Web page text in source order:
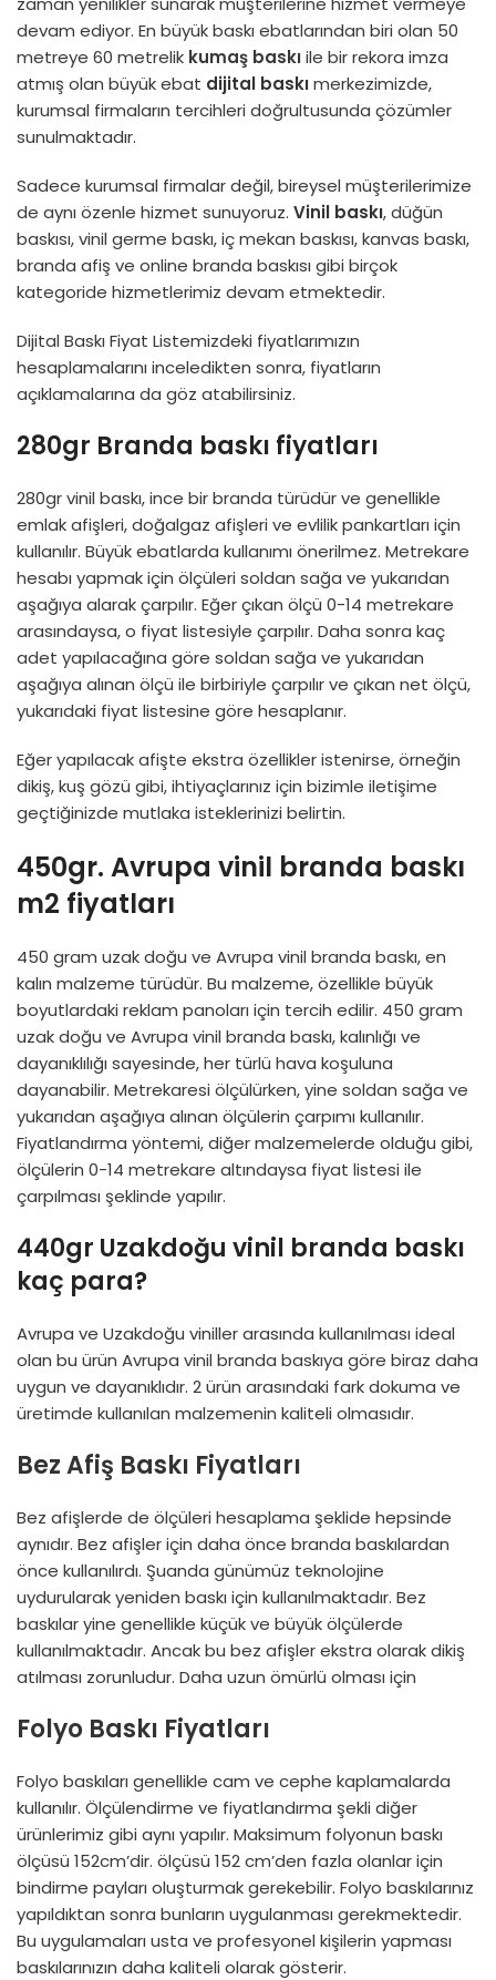
devam ediyor. En büyük baskı ebatlarından biri olan 50
metreye 60 metrelik kumaş baskıile bir rekora imza
atmış olan büyük ebat dijital baskımerkezimizde,
kurumsal firmaların tercihleri doğrultusunda çözümler
sunulmaktadır.
Sadece kurumsal firmalar değil, bireysel müşterilerimize
de aynı özenle hizmet sunuyoruz. Vinil baskı, düğün
baskısı, vinil germe baskı, iç mekan baskısı, kanvas baskı,
branda afiş ve online branda baskısı gibi birçok
kategoride hizmetlerimiz devam etmektedir.
Dijital Baskı Fiyat Listemizdeki fiyatlarımızın
hesaplamalarını inceledikten sonra, fiyatların
açıklamalarına da göz atabilirsiniz.
280gr Branda baskı fiyatları
280gr vinil baskı, ince bir branda türüdür ve genellikle
emlak afişleri, doğalgaz afişleri ve evlilik pankartları için
kullanılır. Büyük ebatlarda kullanımı önerilmez. Metrekare
hesabı yapmak için ölçüleri soldan sağa ve yukarıdan
aşağıya alarak çarpılır. Eğer çıkan ölçü 0-14 metrekare
arasındaysa, o fiyat listesiyle çarpılır. Daha sonra kaç
adet yapılacağına göre soldan sağa ve yukarıdan
aşağıya alınan ölçü ile birbiriyle çarpılır ve çıkan net ölçü,
yukarıdaki fiyat listesine göre hesaplanır.
Eğer yapılacak afişte ekstra özellikler istenirse, örneğin
dikiş, kuş gözü gibi, ihtiyaçlarınız için bizimle iletişime
geçtiğinizde mutlaka isteklerinizi belirtin.
450gr. Avrupa vinil branda baskı
m2 fiyatları
450 gram uzak doğu ve Avrupa vinil branda baskı, en
kalın malzeme türüdür. Bu malzeme, özellikle büyük
boyutlardaki reklam panoları için tercih edilir. 450 gram
uzak doğu ve Avrupa vinil branda baskı, kalınlığı ve
dayanıklılığı sayesinde, her türlü hava koşuluna
dayanabilir. Metrekaresi ölçülürken, yine soldan sağa ve
yukarıdan aşağıya alınan ölçülerin çarpımı kullanılır.
Fiyatlandırma yöntemi, diğer malzemelerde olduğu gibi,
ölçülerin 0-14 metrekare altındaysa fiyat listesi ile
çarpılması şeklinde yapılır.
440gr Uzakdoğu vinil branda baskı
kaç para?
Avrupa ve Uzakdoğu viniller arasında kullanılması ideal
olan bu ürün Avrupa vinil branda baskıya göre biraz daha
uygun ve dayanıklıdır. 2 ürün arasındaki fark dokuma ve
üretimde kullanılan malzemenin kaliteli olmasıdır.
Bez Afiş Baskı Fiyatları
Bez afişlerde de ölçüleri hesaplama şeklide hepsinde
aynıdır. Bez afişler için daha önce branda baskılardan
önce kullanılırdı. Şuanda günümüz teknolojine
uydurularak yeniden baskı için kullanılmaktadır. Bez
baskılar yine genellikle küçük ve büyük ölçülerde
kullanılmaktadır. Ancak bu bez afişler ekstra olarak dikiş
atılması zorunludur. Daha uzun ömürlü olması için
Folyo Baskı Fiyatları
Folyo baskıları genellikle cam ve cephe kaplamalarda
kullanılır. Ölçülendirme ve fiyatlandırma şekli diğer
ürünlerimiz gibi aynı yapılır. Maksimum folyonun baskı
ölçüsü 152cm’dir. ölçüsü 152 cm’den fazla olanlar için
bindirme payları oluşturmak gerekebilir. Folyo baskılarınız
yapıldıktan sonra bunların uygulanması gerekmektedir.
Bu uygulamaları usta ve profesyonel kişilerin yapması
baskılarınızın daha kaliteli olarak gösterir.